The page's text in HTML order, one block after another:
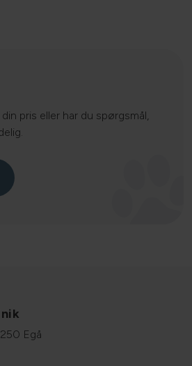
pris eller har du spørgsmål,
Egå